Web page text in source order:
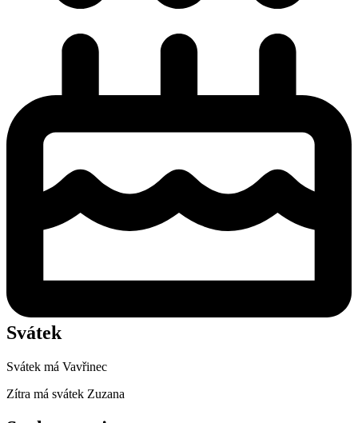
Svátek
Svátek má Vavřinec
Zítra má svátek Zuzana